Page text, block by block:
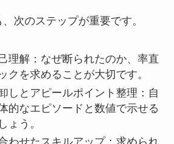
次のステップが重要です。
理解：なぜ断られたのか、率直
クを求めることが大切です。
しとアピールポイント整理：自
的なエピソードと数値で示せる
ょう。